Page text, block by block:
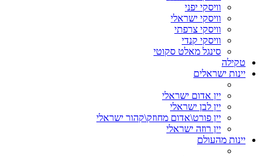
וויסקי יפני
וויסקי ישראלי
וויסקי צרפתי
וויסקי קנדי
סינגל מאלט סקוטי
טקילה
יינות ישראלים
יין אדום ישראלי
יין לבן ישראלי
יין פורט\אדום מחוזק\קהור ישראלי
יין רוזה ישראלי
יינות מהעולם